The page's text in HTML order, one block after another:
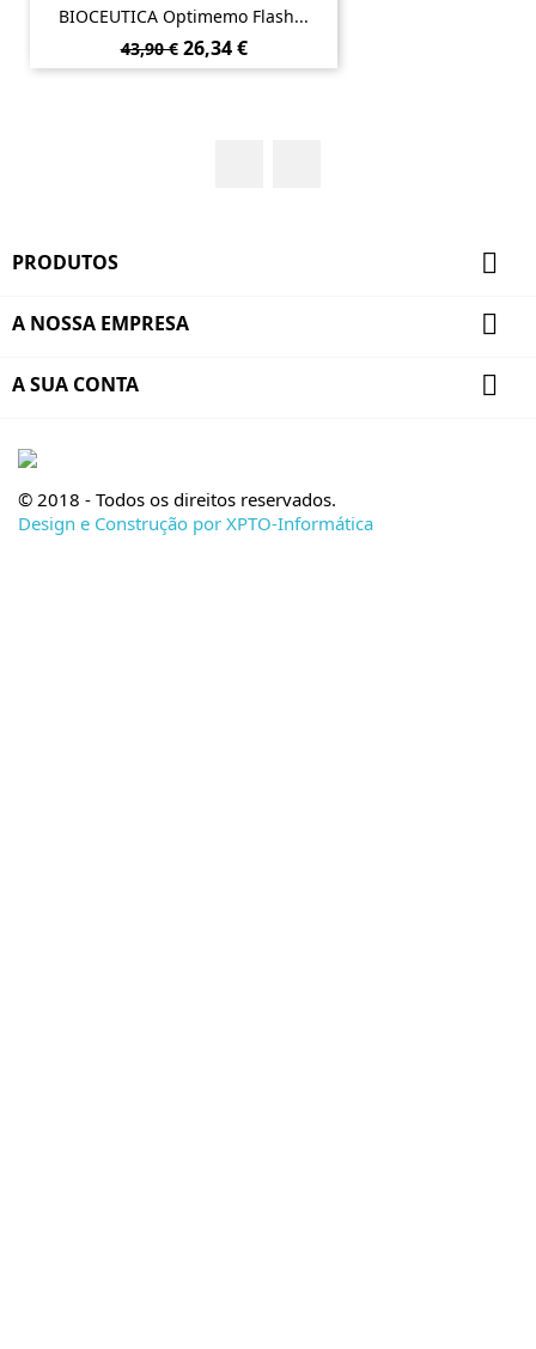
BIOCEUTICA Optimemo Flash...
Preço
normal
43,90 € Preço
26,34 €
PRODUTOS 
A NOSSA EMPRESA 
A SUA CONTA 
© 2018 - Todos os direitos reservados.
Design e Construção por XPTO-Informática